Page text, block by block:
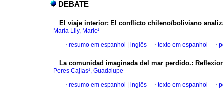
DEBATE
· El viaje interior: El conflicto chileno/boliviano
María Lily, Maric¹
· resumo em espanhol inglês · texto em espanhol ·
· La comunidad imaginada del mar perdido.:
Peres Cajías¹, Guadalupe
· resumo em espanhol inglês · texto em espanhol ·